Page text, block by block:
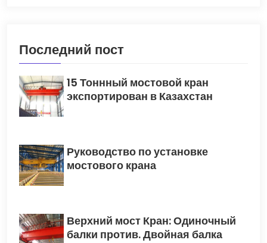
Последний пост
15 Тоннный мостовой кран
экспортирован в Казахстан
Руководство по установке
мостового крана
Верхний мост Кран: Одиночный
балки против. Двойная балка